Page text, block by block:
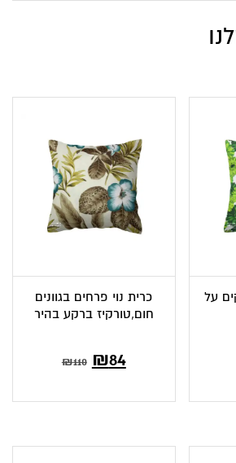
על
כרית נוי פרחים בגוונים
חום,טורקיז ברקע בהיר
₪110 ₪84